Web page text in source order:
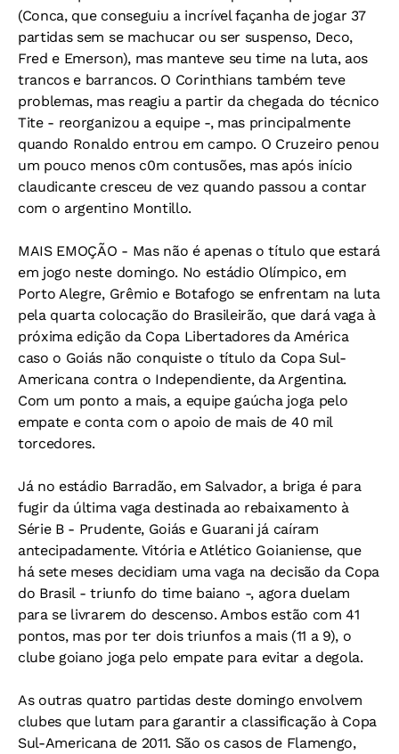
(Conca, que conseguiu a incrível façanha de jogar 37
partidas sem se machucar ou ser suspenso, Deco,
Fred e Emerson), mas manteve seu time na luta, aos
trancos e barrancos. O Corinthians também teve
problemas, mas reagiu a partir da chegada do técnico
Tite - reorganizou a equipe -, mas principalmente
quando Ronaldo entrou em campo. O Cruzeiro penou
um pouco menos c0m contusões, mas após início
claudicante cresceu de vez quando passou a contar
com o argentino Montillo.
MAIS EMOÇÃO - Mas não é apenas o título que estará
em jogo neste domingo. No estádio Olímpico, em
Porto Alegre, Grêmio e Botafogo se enfrentam na luta
pela quarta colocação do Brasileirão, que dará vaga à
próxima edição da Copa Libertadores da América
caso o Goiás não conquiste o título da Copa Sul-
Americana contra o Independiente, da Argentina.
Com um ponto a mais, a equipe gaúcha joga pelo
empate e conta com o apoio de mais de 40 mil
torcedores.
Já no estádio Barradão, em Salvador, a briga é para
fugir da última vaga destinada ao rebaixamento à
Série B - Prudente, Goiás e Guarani já caíram
antecipadamente. Vitória e Atlético Goianiense, que
há sete meses decidiam uma vaga na decisão da Copa
do Brasil - triunfo do time baiano -, agora duelam
para se livrarem do descenso. Ambos estão com 41
pontos, mas por ter dois triunfos a mais (11 a 9), o
clube goiano joga pelo empate para evitar a degola.
As outras quatro partidas deste domingo envolvem
clubes que lutam para garantir a classificação à Copa
Sul-Americana de 2011. São os casos de Flamengo,